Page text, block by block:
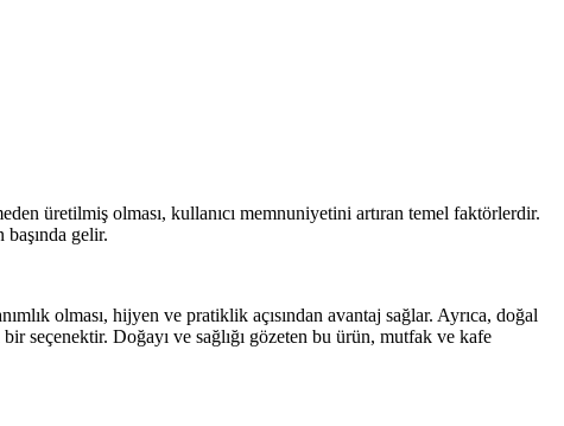
üretilmiş olması, kullanıcı memnuniyetini artıran temel faktörlerdir.
gelir.
olması, hijyen ve pratiklik açısından avantaj sağlar. Ayrıca, doğal
seçenektir. Doğayı ve sağlığı gözeten bu ürün, mutfak ve kafe